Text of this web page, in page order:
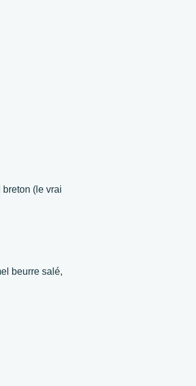
(le vrai
beurre salé,